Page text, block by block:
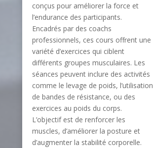
conçus pour améliorer la force et
l’endurance des participants.
Encadrés par des coachs
professionnels, ces cours offrent une
variété d’exercices qui ciblent
différents groupes musculaires. Les
séances peuvent inclure des activités
comme le levage de poids, l’utilisation
de bandes de résistance, ou des
exercices au poids du corps.
L’objectif est de renforcer les
muscles, d’améliorer la posture et
d’augmenter la stabilité corporelle.